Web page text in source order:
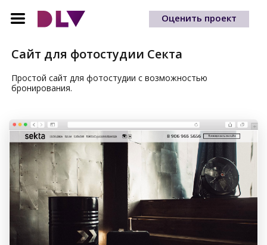
Оценить проект
Сайт для фотостудии Секта
Простой сайт для фотостудии с возможностью
бронирования.